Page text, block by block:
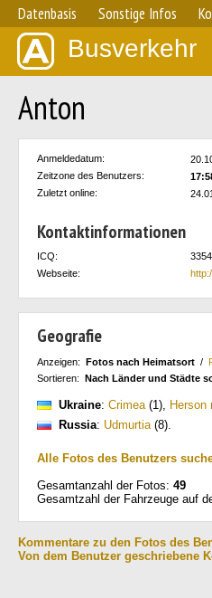
Datenbasis Sonstige Infos
Busverkehr
Anton
Anmeldedatum:
Zeitzone des Benutzers:
Zuletzt online:
Kontaktinformationen
ICQ:
Webseite:
Geografie
Anzeigen: Fotos nach Heimatsort /
Sortieren: Nach Länder und Städte
Ukraine: Crimea(1), Herson
Russia: Udmurtia(8).
Alle Fotos des Benutzers
Gesamtanzahl der Fotos: 49
Gesamtzahl der Fahrzeuge auf
Kommentare zu den Fotos des
Von dem Benutzer geschriebene